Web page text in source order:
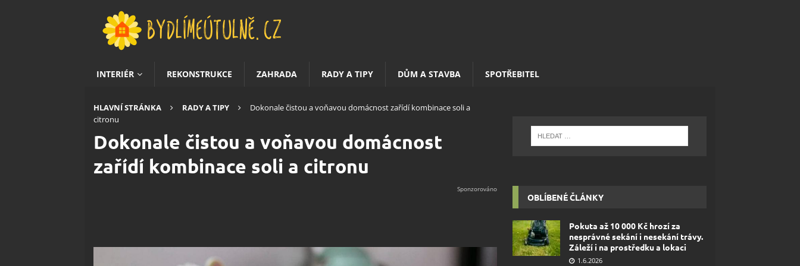
INTERIÉR REKONSTRUKCE ZAHRADA RADY A TIPY DŮM A STAVBA SPOTŘEBITEL
HLAVNÍ STRÁNKA RADY A TIPY
Dokonale čistou a voňavou domácnost zařídí kombinace soli a
citronu
Dokonale čistou a voňavou domácnost
zařídí kombinace soli a citronu
OBLÍBENÉ ČLÁNKY
Pokuta až 10 000 Kč hrozí za
nesprávné sekání i nesekání trávy.
Záleží i na prostředku a lokaci
1.6.2026